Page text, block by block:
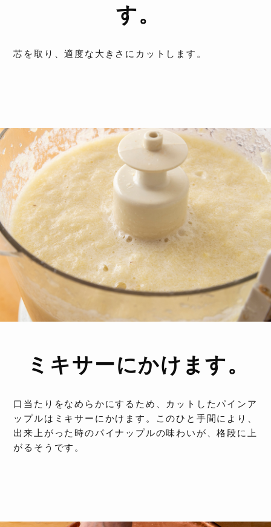
す。
芯を取り、適度な大きさにカットします。
ミキサーにかけます。
口当たりをなめらかにするため、カットしたパインア
ップルはミキサーにかけます。このひと手間により、
出来上がった時のパイナップルの味わいが、格段に上
がるそうです。